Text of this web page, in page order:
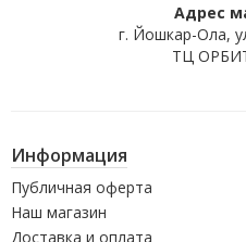
Адрес
г. Йошкар-Ола,
ТЦ
Информация
Публичная оферта
Наш магазин
Доставка и оплата